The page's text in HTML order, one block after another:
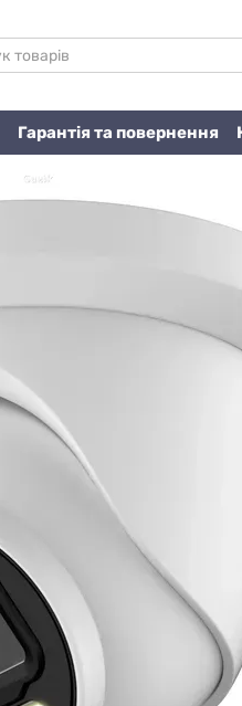
Гарантія та повернення